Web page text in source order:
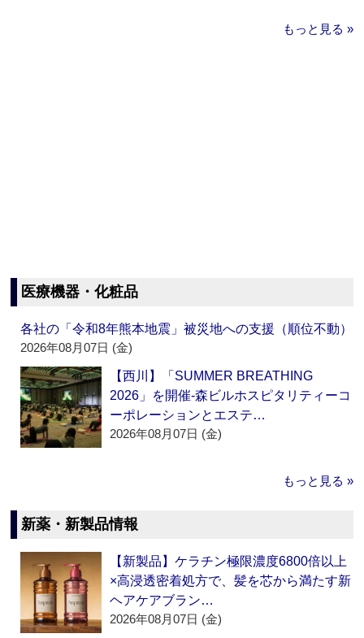
もっと見る »
医療機器・化粧品
各社の「令和8年熊本地震」被災地への支援（順位不動）
2026年08月07日 (金)
【西川】「SUMMER BREATHING
2026」を開催‐森ビルホスピタリティーコ
ーポレーションとエステ…
2026年08月07日 (金)
もっと見る »
新薬・新製品情報
【新製品】ケラチン極限濃度6800倍以上
×高浸透密着処方で、髪を芯から満たす新
ヘアケアブラン…
2026年08月07日 (金)